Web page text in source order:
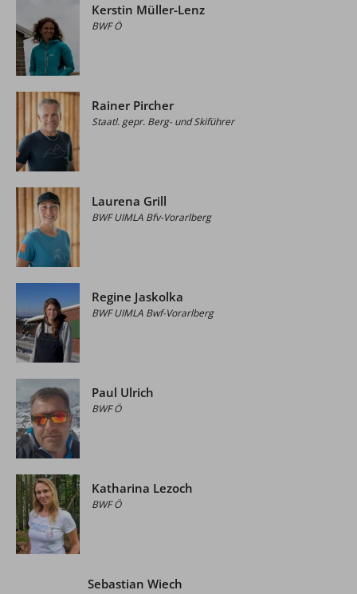
Kerstin Müller-Lenz
BWF Ö
Rainer Pircher
Staatl. gepr. Berg- und Skiführer
Laurena Grill
BWF UIMLA Bfv-Vorarlberg
Regine Jaskolka
BWF UIMLA Bwf-Vorarlberg
Paul Ulrich
BWF Ö
Katharina Lezoch
BWF Ö
Sebastian Wiech